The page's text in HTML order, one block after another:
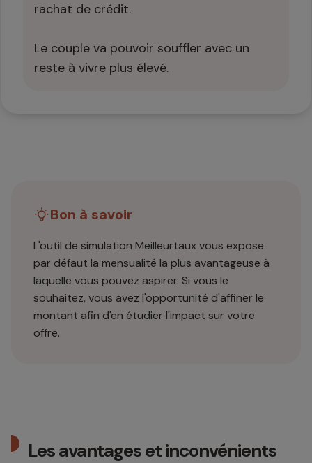
rachat de crédit.
Le couple va pouvoir souffler avec un
reste à vivre plus élevé.
Bon à savoir
L'outil de simulation Meilleurtaux vous expose
par défaut la mensualité la plus avantageuse à
laquelle vous pouvez aspirer. Si vous le
souhaitez, vous avez l'opportunité d'affiner le
montant afin d'en étudier l'impact sur votre
offre.
Les avantages et inconvénients